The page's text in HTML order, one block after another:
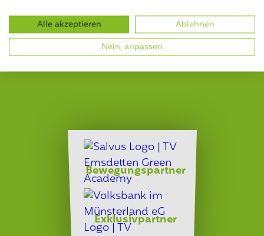
Bewegungspartner
Exklusivpartner
Alle akzeptieren
Ablehnen
Nein, anpassen